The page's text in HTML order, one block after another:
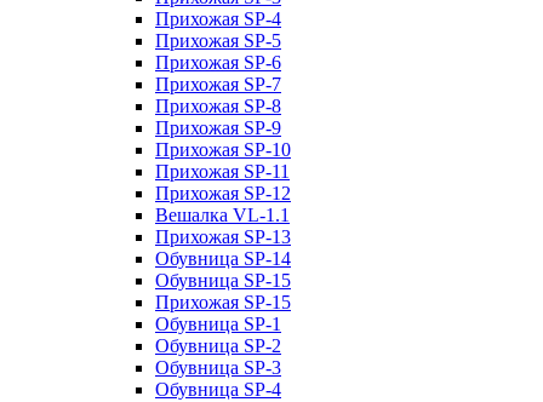
Прихожая SP-4
Прихожая SP-5
Прихожая SP-6
Прихожая SP-7
Прихожая SP-8
Прихожая SP-9
Прихожая SP-10
Прихожая SP-11
Прихожая SP-12
Вешалка VL-1.1
Прихожая SP-13
Обувница SP-14
Обувница SP-15
Прихожая SP-15
Обувница SP-1
Обувница SP-2
Обувница SP-3
Обувница SP-4